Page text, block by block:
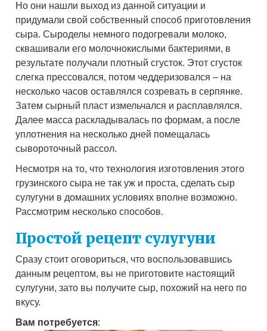
Но они нашли выход из данной ситуации и
придумали свой собственный способ приготовления
сыра. Сыроделы немного подогревали молоко,
сквашивали его молочнокислыми бактериями, в
результате получали плотный сгусток. Этот сгусток
слегка прессовался, потом чеддеризовался – на
несколько часов оставлялся созревать в серпянке.
Затем сырный пласт измельчался и расплавлялся.
Далее масса раскладывалась по формам, а после
уплотнения на несколько дней помещалась
сывороточный рассол.
Несмотря на то, что технология изготовления этого
грузинского сыра не так уж и проста, сделать сыр
сулугуни в домашних условиях вполне возможно.
Рассмотрим несколько способов.
Простой рецепт сулугуни
Сразу стоит оговориться, что воспользовавшись
данным рецептом, вы не приготовите настоящий
сулугуни, зато вы получите сыр, похожий на него по
вкусу.
Вам потребуется: